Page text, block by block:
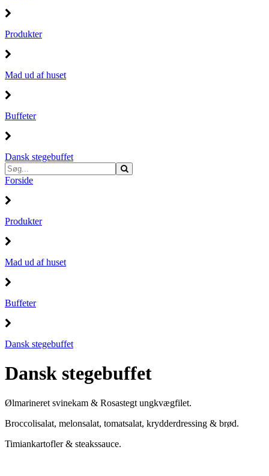
Produkter
Mad ud af huset
Buffeter
Dansk stegebuffet
Forside
Produkter
Mad ud af huset
Buffeter
Dansk stegebuffet
Dansk stegebuffet
Ølmarineret svinekam & Rosastegt ungkvægfilet.
Broccolisalat, melonsalat, tomatsalat, krydderdressing & brød.
Timiankartofler & steakssauce.